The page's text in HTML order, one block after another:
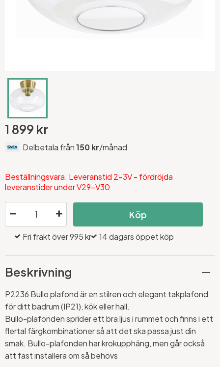
1 899 kr
Delbetala från150 kr/månad
Beställningsvara. Leveranstid 2-3V - fördröjda
leveranstider under V29-V30
Köp
Fri frakt över 995 kr 14 dagars öppet köp
Beskrivning
P2236 Bullo plafond är en stilren och elegant takplafond
för ditt badrum (IP21), kök eller hall.
Bullo-plafonden sprider ett bra ljus i rummet och finns i ett
flertal färgkombinationer så att det ska passa just din
smak. Bullo-plafonden har krokupphäng, men går också
att fast installera om så behövs